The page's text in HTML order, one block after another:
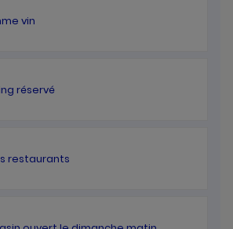
vin
réservé
restaurants